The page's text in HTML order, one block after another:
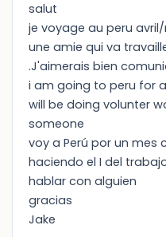
salut
je voyage au peru
une amie qui va
.J'aimerais bien
i am going to peru for
will be doing volunter
someone
voy a Perú por un mes
haciendo el I del
hablar con alguien
gracias
Jake